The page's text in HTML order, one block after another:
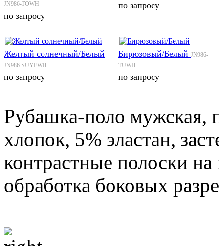
JN986-TOWH
по запросу
по запросу
Желтый солнечный/Белый
JN986-SUYEWH
по запросу
Бирюзовый/Белый JN986-
TUWH
по запросу
Рубашка-поло мужская,
хлопок, 5% эластан,
контрастные полоски
обработка боковых